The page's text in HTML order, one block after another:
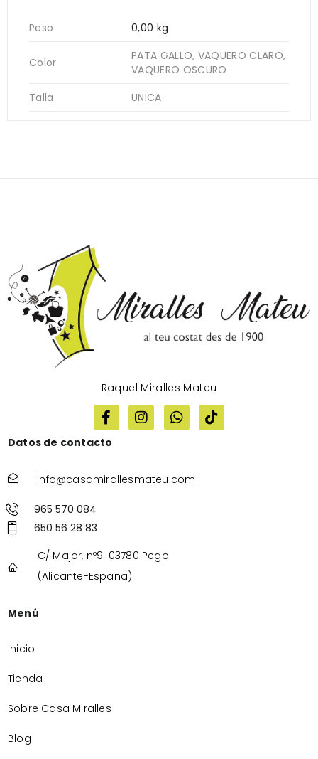
Peso 0,00 kg
Color
PATA GALLO, VAQUERO CLARO,
VAQUERO OSCURO
Talla
UNICA
Raquel Miralles Mateu
Datos de contacto
info@casamirallesmateu.com
965 570 084
650 56 28 83
C/ Major, nº9. 03780 Pego
(Alicante-España)
Menú
Inicio
Tienda
Sobre Casa Miralles
Blog